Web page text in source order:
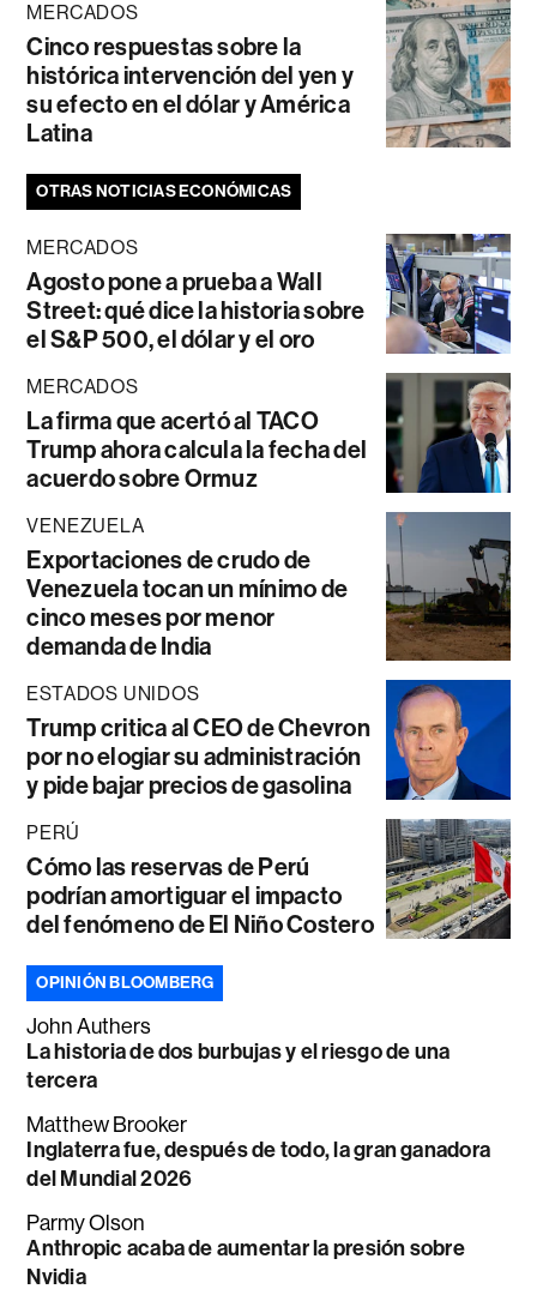
MERCADOS
Cinco respuestas sobre la
histórica intervención del yen y
su efecto en el dólar y América
Latina
OTRAS NOTICIAS ECONÓMICAS
MERCADOS
Agosto pone a prueba a Wall
Street: qué dice la historia sobre
el S&P 500, el dólar y el oro
MERCADOS
La firma que acertó al TACO
Trump ahora calcula la fecha del
acuerdo sobre Ormuz
VENEZUELA
Exportaciones de crudo de
Venezuela tocan un mínimo de
cinco meses por menor
demanda de India
ESTADOS UNIDOS
Trump critica al CEO de Chevron
por no elogiar su administración
y pide bajar precios de gasolina
PERÚ
Cómo las reservas de Perú
podrían amortiguar el impacto
del fenómeno de El Niño Costero
OPINIÓN BLOOMBERG
John Authers
La historia de dos burbujas y el riesgo de una
tercera
Matthew Brooker
Inglaterra fue, después de todo, la gran ganadora
del Mundial 2026
Parmy Olson
Anthropic acaba de aumentar la presión sobre
Nvidia